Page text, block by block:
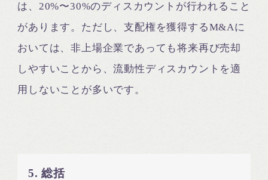
は、20%〜30%のディスカウントが行われること
があります。ただし、支配権を獲得するM&Aに
おいては、非上場企業であっても将来再び売却
しやすいことから、流動性ディスカウントを適
用しないことが多いです。
5. 総括